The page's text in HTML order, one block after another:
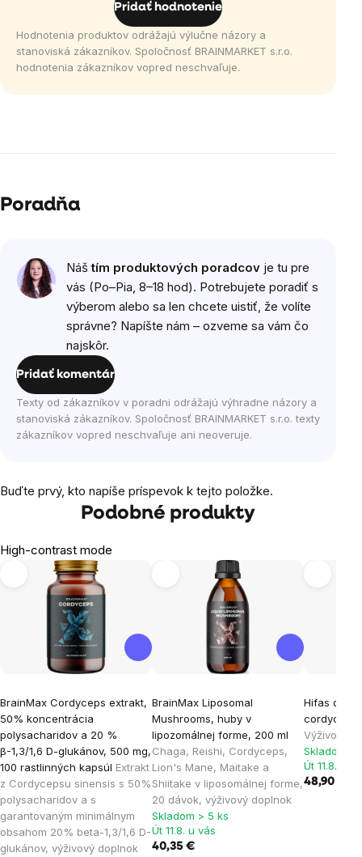
Pridať hodnotenie
Hodnotenia produktov odrážajú výlučne názory a
stanoviská zákazníkov. Spoločnosť BRAINMARKET s.r.o.
hodnotenia zákazníkov vopred neschvaľuje.
Poradňa
Náštím produktových poradcov je tu pre
vás (Po–Pia, 8–18 hod). Potrebujete poradiť s
výberom alebo sa len chcete uistiť, že volíte
správne? Napíšte nám – ozveme sa vám čo
najskôr.
Pridať komentár
Texty od zákazníkov v poradni odrážajú výhradne názory a
stanoviská zákazníkov. Spoločnosť BRAINMARKET s.r.o. texty
zákazníkov vopred neschvaľuje ani neoveruje.
Buďte prvý, kto napíše príspevok k tejto položke.
Podobné produkty
High-contrast mode
BrainMax Cordyceps extrakt,
50% koncentrácia
polysacharidov a 20 %
β-1,3/1,6 D-glukánov, 500 mg,
100 rastlinných kapsúl Extrakt
z Cordycepsu sinensis s 50%
polysacharidov a s
garantovaným minimálnym
obsahom 20% beta-1,3/1,6 D-
glukánov, výživový doplnok
BrainMax Liposomal
Mushrooms, huby v
lipozomálnej forme, 200 ml
Chaga, Reishi, Cordyceps,
Lion's Mane, Maitake a
Shiitake v liposomálnej forme,
20 dávok, výživový doplnok
Skladom > 5 ks
Út 11.8. u vás
40,35 €
Hifas da
Výživový
Skladom >
Út 11.8. u
48,90 €